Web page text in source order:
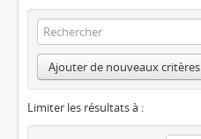
Ajouter de nouveaux critères
Limiter les résultats à :